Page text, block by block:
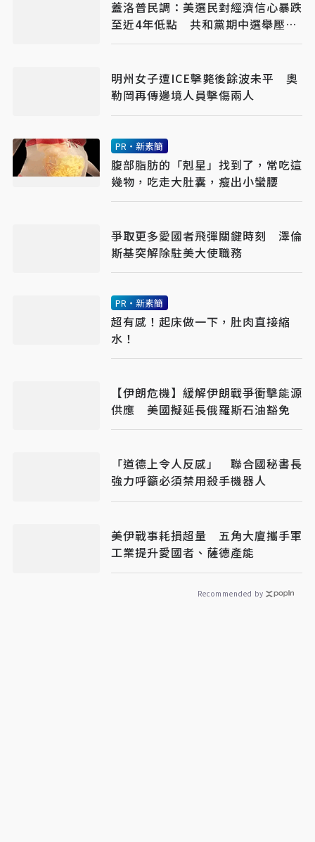
蓋洛普民調：美選民對經濟信心暴跌
至近4年低點 共和黨期中選舉壓力
升高
明州女子遭ICE擊斃後餘波未平 奧
勒岡再傳邊境人員擊傷兩人
PR・新素簡
腹部脂肪的「剋星」找到了，常吃這
幾物，吃走大肚囊，瘦出小蠻腰
爭取更多愛國者飛彈關鍵時刻 澤倫
斯基突解除駐美大使職務
PR・新素簡
超有感！起床做一下，肚肉直接縮
水！
【伊朗危機】緩解伊朗戰爭衝擊能源
供應 美國擬延長俄羅斯石油豁免
「道德上令人反感」 聯合國秘書長
強力呼籲必須禁用殺手機器人
美伊戰事耗損超量 五角大廈攜手軍
工業提升愛國者、薩德產能
Recommended by